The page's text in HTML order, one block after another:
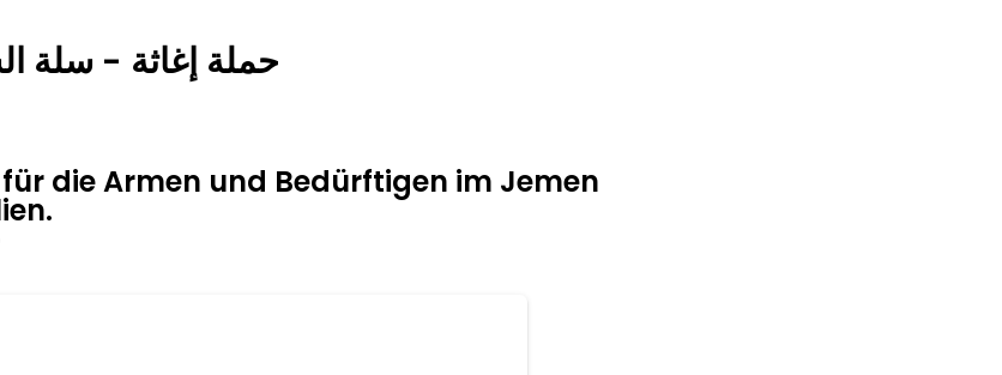
حملة إغاثة - سلة
die Armen und Bedürftigen im Jemen